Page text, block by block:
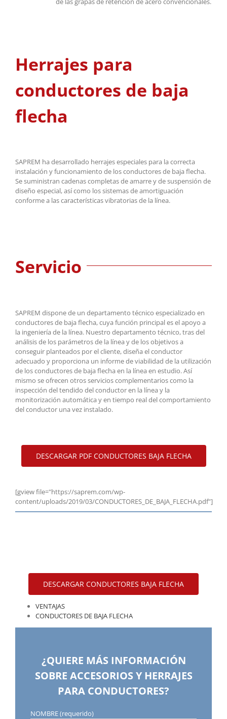
Herrajes para
conductores de baja
flecha
SAPREM ha desarrollado herrajes especiales para la correcta
instalación y funcionamiento de los conductores de baja flecha.
Se suministran cadenas completas de amarre y de suspensión de
diseño especial, así como los sistemas de amortiguación
conforme a las características vibratorias de la línea.
Servicio
SAPREM dispone de un departamento técnico especializado en
conductores de baja flecha, cuya función principal es el apoyo a
la ingeniería de la línea. Nuestro departamento técnico, tras del
análisis de los parámetros de la línea y de los objetivos a
conseguir planteados por el cliente, diseña el conductor
adecuado y proporciona un informe de viabilidad de la utilización
de los conductores de baja flecha en la línea en estudio. Así
mismo se ofrecen otros servicios complementarios como la
inspección del tendido del conductor en la línea y la
monitorización automática y en tiempo real del comportamiento
del conductor una vez instalado.
DESCARGAR PDF CONDUCTORES BAJA FLECHA
[gview file="https://saprem.com/wp-
content/uploads/2019/03/CONDUCTORES_DE_BAJA_FLECHA.pdf"]
DESCARGAR CONDUCTORES BAJA FLECHA
VENTAJAS
CONDUCTORES DE BAJA FLECHA
¿QUIERE MÁS INFORMACIÓN
SOBRE ACCESORIOS Y HERRAJES
PARA CONDUCTORES?
NOMBRE (requerido)